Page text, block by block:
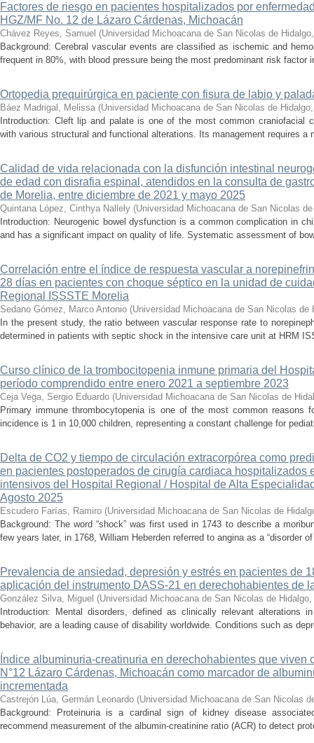
Factores de riesgo en pacientes hospitalizados por
HGZ/MF No. 12 de Lázaro Cárdenas, Michoacán
Chávez Reyes, Samuel (Universidad Michoacana de San Nicolas de Hidalgo
Background: Cerebral vascular events are classified as ischemic and
frequent in 80%, with blood pressure being the most predominant risk factor
Ortopedia prequirúrgica en paciente con fisura de labio y
Báez Madrigal, Melissa (Universidad Michoacana de San Nicolas de Hidalgo
Introduction: Cleft lip and palate is one of the most common craniofacial
with various structural and functional alterations. Its management requires a
Calidad de vida relacionada con la disfunción intestinal
de edad con disrafia espinal, atendidos en la consulta de
de Morelia, entre diciembre de 2021 y mayo 2025
Quintana López, Cinthya Nallely (Universidad Michoacana de San Nicolas
Introduction: Neurogenic bowel dysfunction is a common complication in
and has a significant impact on quality of life. Systematic assessment of
Correlación entre el índice de respuesta vascular a
28 días en pacientes con choque séptico en la unidad de
Regional ISSSTE Morelia
Sedano Gómez, Marco Antonio (Universidad Michoacana de San Nicolas de
In the present study, the ratio between vascular response rate to
determined in patients with septic shock in the intensive care unit at HRM
Curso clínico de la trombocitopenia inmune primaria del
período comprendido entre enero 2021 a septiembre 2023
Ceja Vega, Sergio Eduardo (Universidad Michoacana de San Nicolas de
Primary immune thrombocytopenia is one of the most common reasons
incidence is 1 in 10,000 children, representing a constant challenge for
Delta de CO2 y tiempo de circulación extracorpórea como
en pacientes postoperados de cirugía cardiaca hospitalizados
intensivos del Hospital Regional / Hospital de Alta
Agosto 2025
Escudero Farías, Ramiro (Universidad Michoacana de San Nicolas de
Background: The word “shock” was first used in 1743 to describe a
few years later, in 1768, William Heberden referred to angina as a “disorder
Prevalencia de ansiedad, depresión y estrés en pacientes de
aplicación del instrumento DASS-21 en derechohabientes de
González Silva, Miguel (Universidad Michoacana de San Nicolas de Hidalgo,
Introduction: Mental disorders, defined as clinically relevant alterations
behavior, are a leading cause of disability worldwide. Conditions such as
Índice albuminuria-creatinuria en derechohabientes que viven
N°12 Lázaro Cárdenas, Michoacán como marcador de
incrementada
Castrejón Lúa, Germán Leonardo (Universidad Michoacana de San Nicolas
Background: Proteinuria is a cardinal sign of kidney disease
recommend measurement of the albumin-creatinine ratio (ACR) to detect